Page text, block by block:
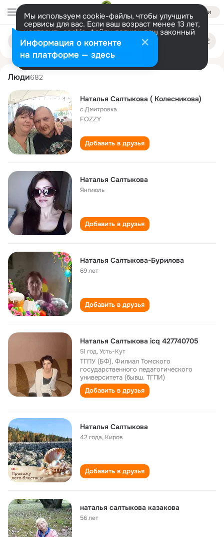
Войти
Мы используем cookie-файлы, чтобы улучшить
сервисы для вас. Если ваш возраст менее 13 лет,
настроить cookie-файлы должен ваш законный
представитель. Больше информации
Разрешить все Настроить
Поиск
людям
natalya saltykova
Люди682
Наталья Салтыкова ( Колесникова)
с.Дмитровка
FOZZY
Добавить в друзья
Наталья Салтыкова
Янгиюль
Добавить в друзья
Наталья Салтыкова-Бурилова
69 лет
Добавить в друзья
Наталья Салтыкова icq 427740705
51 год,Усть-Кут
ТГПУ (БФ), Филиал Томского
государственного педагогического
университета (бывш. ТГПИ)
Добавить в друзья
Наталья Салтыкова
42 года, Киров
Добавить в друзья
наталья салтыкова казакова
56 лет
Информация о контенте
на платформе — здесь